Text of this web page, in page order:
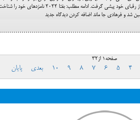
یازده نامزدی از رقبای خود پیشی گرفت. ادامه مطلب: بفتا ۲۰۲۲ نامزدهای خود را
شد و فرهادی جا ماند اضافه کردن دیدگاه جدید
صفحه1 از32
4
5
6
7
8
9
10 بعدی پایان